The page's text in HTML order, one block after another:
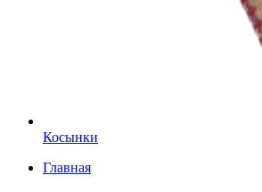
Косынки
Главная